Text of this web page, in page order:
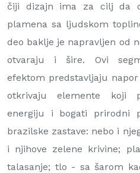
čiji dizajn ima za cilj da
plamena sa ljudskom
deo baklje je napravljen od
otvaraju i šire. Ovi
efektom predstavljaju
otkrivaju elemente koji
energiju i bogati prirodni
brazilske zastave: nebo i
i njihove zelene krivine;
talasanje; tlo - sa šarom